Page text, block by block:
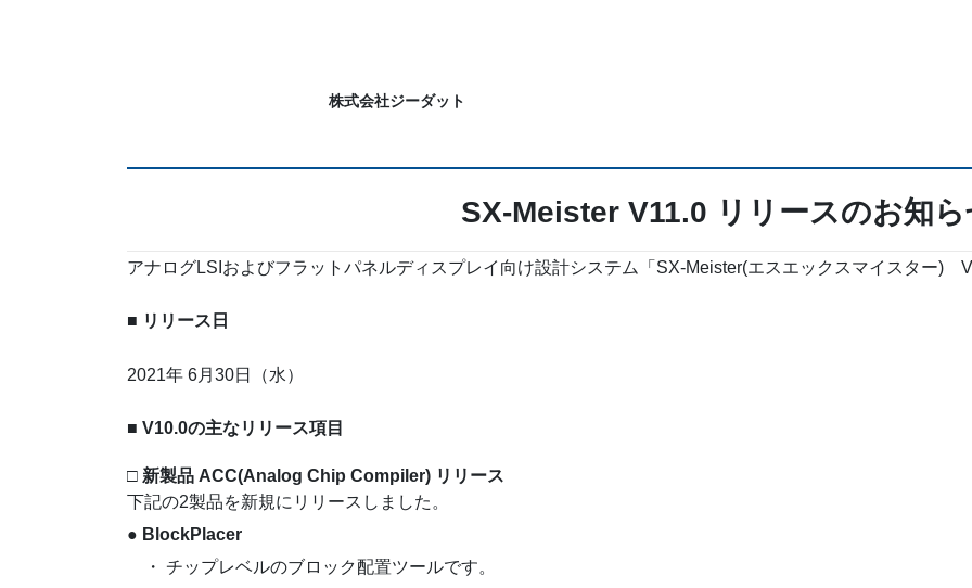
株式会社ジーダット
SX-Meister V11.0 リリースのお知ら
アナログLSIおよびフラットパネルディスプレイ向け設計システム「SX-Meister(エスエックスマイスター)
■ リリース日
2021年 6月30日（水）
■ V10.0の主なリリース項目
□ 新製品 ACC(Analog Chip Compiler) リリース
下記の2製品を新規にリリースしました。
● BlockPlacer
・ チップレベルのブロック配置ツールです。